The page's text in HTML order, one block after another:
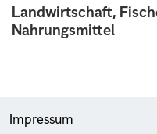
Landwirtschaft,
Nahrungsmittel
Impressum